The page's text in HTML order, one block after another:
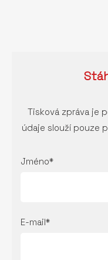
Tisková zpráva je
údaje slouží pouze
Jméno*
E-mail*